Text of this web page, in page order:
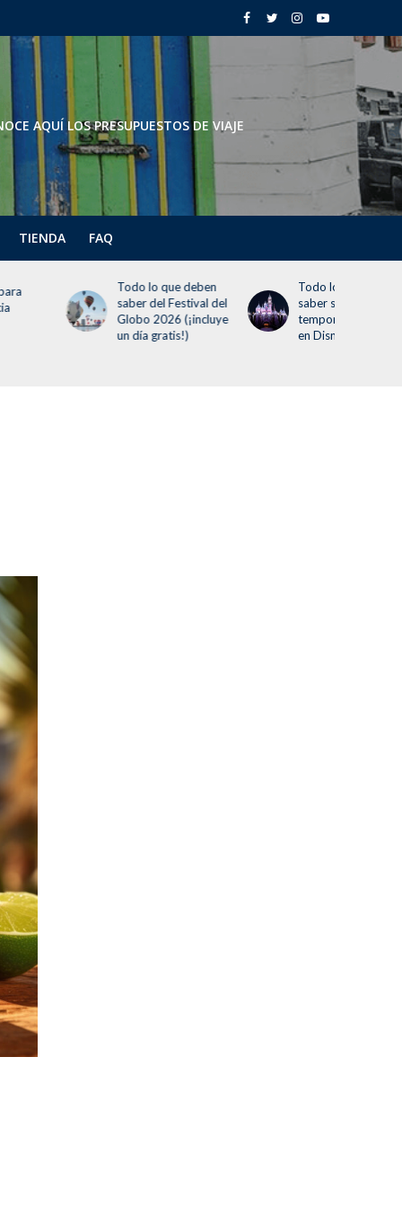
AQUÍ LOS PRESUPUESTOS DE VIAJE
TIENDA FAQ
Todo lo que deben
saber del Festival del
Globo 2026 (¡incluye
un día gratis!)
Todo lo que debes
saber sobre la
temporada navideña
en Disneyland